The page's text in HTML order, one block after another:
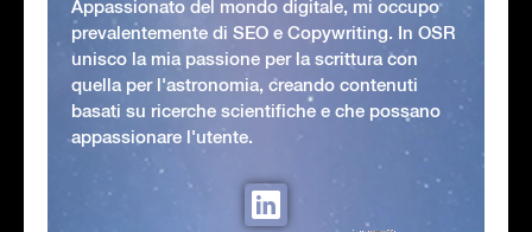
Appassionato del mondo digitale, mi occupo
prevalentemente di SEO e Copywriting. In OSR
unisco la mia passione per la scrittura con
quella per l'astronomia, creando contenuti
basati su ricerche scientifiche e che possano
appassionare l'utente.